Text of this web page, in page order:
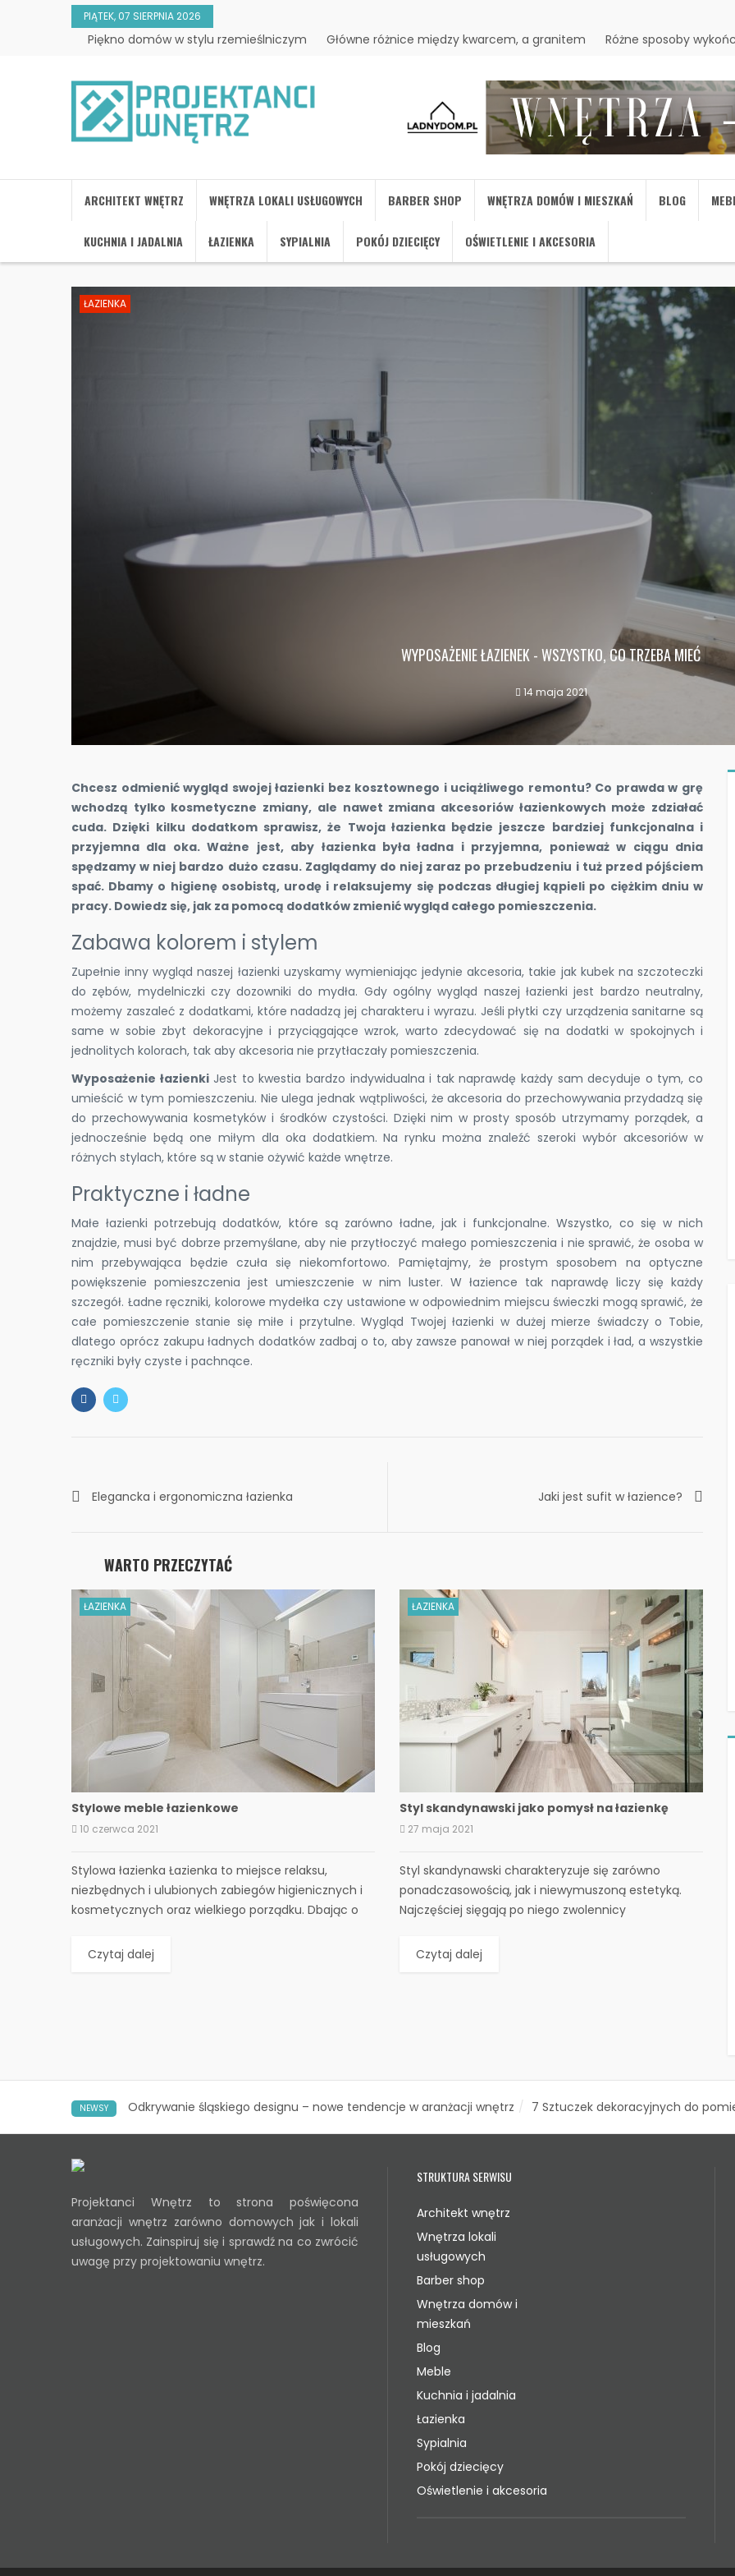
PIĄTEK, 07 SIERPNIA 2026
Piękno domów w stylu rzemieślniczym Główne różnice między kwarcem, a granitem Różne sposoby
ARCHITEKT WNĘTRZ WNĘTRZA LOKALI USŁUGOWYCH BARBER SHOP WNĘTRZA DOMÓW I MIESZKAŃ BLOG
KUCHNIA I JADALNIA ŁAZIENKA SYPIALNIA POKÓJ DZIECIĘCY OŚWIETLENIE I AKCESORIA
ŁAZIENKA
WYPOSAŻENIE ŁAZIENEK - WSZYSTKO, CO TRZEBA MIEĆ
14 maja 2021
Chcesz odmienić wygląd swojej łazienki bez kosztownego i uciążliwego remontu? Co prawda w grę
wchodzą tylko kosmetyczne zmiany, ale nawet zmiana akcesoriów łazienkowych może zdziałać
cuda. Dzięki kilku dodatkom sprawisz, że Twoja łazienka będzie jeszcze bardziej funkcjonalna i
przyjemna dla oka. Ważne jest, aby łazienka była ładna i przyjemna, ponieważ w ciągu dnia
spędzamy w niej bardzo dużo czasu. Zaglądamy do niej zaraz po przebudzeniu i tuż przed pójściem
spać. Dbamy o higienę osobistą, urodę i relaksujemy się podczas długiej kąpieli po ciężkim dniu w
pracy. Dowiedz się, jak za pomocą dodatków zmienić wygląd całego pomieszczenia.
Zabawa kolorem i stylem
Zupełnie inny wygląd naszej łazienki uzyskamy wymieniając jedynie akcesoria, takie jak kubek na szczoteczki
do zębów, mydelniczki czy dozowniki do mydła. Gdy ogólny wygląd naszej łazienki jest bardzo neutralny,
możemy zaszaleć z dodatkami, które nadadzą jej charakteru i wyrazu. Jeśli płytki czy urządzenia sanitarne są
same w sobie zbyt dekoracyjne i przyciągające wzrok, warto zdecydować się na dodatki w spokojnych i
jednolitych kolorach, tak aby akcesoria nie przytłaczały pomieszczenia.
Wyposażenie łazienkiJest to kwestia bardzo indywidualna i tak naprawdę każdy sam decyduje o tym, co
umieścić w tym pomieszczeniu. Nie ulega jednak wątpliwości, że akcesoria do przechowywania przydadzą się
do przechowywania kosmetyków i środków czystości. Dzięki nim w prosty sposób utrzymamy porządek, a
jednocześnie będą one miłym dla oka dodatkiem. Na rynku można znaleźć szeroki wybór akcesoriów w
różnych stylach, które są w stanie ożywić każde wnętrze.
Praktyczne i ładne
Małe łazienki potrzebują dodatków, które są zarówno ładne, jak i funkcjonalne. Wszystko, co się w nich
znajdzie, musi być dobrze przemyślane, aby nie przytłoczyć małego pomieszczenia i nie sprawić, że osoba w
nim przebywająca będzie czuła się niekomfortowo. Pamiętajmy, że prostym sposobem na optyczne
powiększenie pomieszczenia jest umieszczenie w nim luster. W łazience tak naprawdę liczy się każdy
szczegół. Ładne ręczniki, kolorowe mydełka czy ustawione w odpowiednim miejscu świeczki mogą sprawić, że
całe pomieszczenie stanie się miłe i przytulne. Wygląd Twojej łazienki w dużej mierze świadczy o Tobie,
dlatego oprócz zakupu ładnych dodatków zadbaj o to, aby zawsze panował w niej porządek i ład, a wszystkie
ręczniki były czyste i pachnące.
Elegancka i ergonomiczna łazienka Jaki jest sufit w łazience?
WARTO PRZECZYTAĆ
ŁAZIENKA
Stylowe meble łazienkowe
10 czerwca 2021
Stylowa łazienka Łazienka to miejsce relaksu,
niezbędnych i ulubionych zabiegów higienicznych i
kosmetycznych oraz wielkiego porządku. Dbając o
Czytaj dalej
ŁAZIENKA
Styl skandynawski jako pomysł na łazienkę
27 maja 2021
Styl skandynawski charakteryzuje się zarówno
ponadczasowością, jak i niewymuszoną estetyką.
Najczęściej sięgają po niego zwolennicy
Czytaj dalej
NEWSY Odkrywanie śląskiego designu – nowe tendencje w aranżacji wnętrz 7 Sztuczek dekoracyjnych do
Projektanci Wnętrz to strona poświęcona
aranżacji wnętrz zarówno domowych jak i lokali
usługowych. Zainspiruj się i sprawdź na co zwrócić
uwagę przy projektowaniu wnętrz.
STRUKTURA SERWISU
Architekt wnętrz
Wnętrza lokali
usługowych
Barber shop
Wnętrza domów i
mieszkań
Blog
Meble
Kuchnia i jadalnia
Łazienka
Sypialnia
Pokój dziecięcy
Oświetlenie i akcesoria